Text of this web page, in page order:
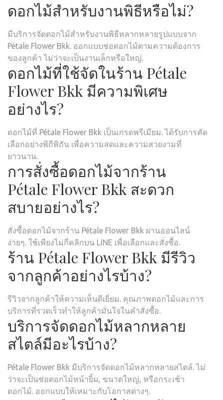
ดอกไม้สำหรับงานพิธีหรือไม่?
มีบริการจัดดอกไม้สำหรับงานพิธีหลากหลายรูปแบบจาก
Pétale Flower Bkk. ออกแบบช่อดอกไม้ตามความต้องการ
ของลูกค้า ไม่ว่าจะเป็นงานเล็กหรือใหญ่.
ดอกไม้ที่ใช้จัดในร้าน Pétale
Flower Bkk มีความพิเศษ
อย่างไร?
ดอกไม้ที่ Pétale Flower Bkk เป็นเกรดพรีเมียม. ได้รับการคัด
เลือกอย่างพิถีพิถัน เพื่อความสดและความสวยงามที่
ยาวนาน.
การสั่งซื้อดอกไม้จากร้าน
Pétale Flower Bkk สะดวก
สบายอย่างไร?
สั่งซื้อดอกไม้จากร้าน Pétale Flower Bkk ผ่านออนไลน์
ง่ายๆ. ใช้เพียงไม่กี่คลิกบน LINE เพื่อเลือกและสั่งซื้อ.
ร้าน Pétale Flower Bkk มีรีวิว
จากลูกค้าอย่างไรบ้าง?
รีวิวจากลูกค้าให้ความเห็นดีเยี่ยม. คุณภาพดอกไม้และการ
บริการที่รวดเร็วทำให้ลูกค้ามั่นใจในคำสั่งซื้อ.
บริการจัดดอกไม้หลากหลาย
สไตล์มีอะไรบ้าง?
Pétale Flower Bkk มีบริการจัดดอกไม้หลากหลายสไตล์. ไม่
ว่าจะเป็นช่อดอกไม้หน้ายิ้ม, ขนาดใหญ่, หรือกระเช้า
ดอกไม้. ออกแบบให้เหมาะกับโอกาสต่างๆ.